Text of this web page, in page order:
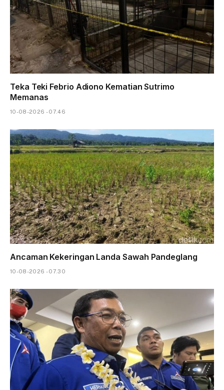
Teka Teki Febrio Adiono Kematian Sutrimo
Memanas
10-08-2026 - 07.46
Ancaman Kekeringan Landa Sawah Pandeglang
10-08-2026 - 07.30